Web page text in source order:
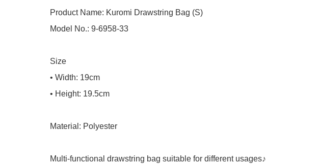
Product Name: Kuromi Drawstring Bag (S)
Model No.: 9-6958-33
Size
• Width: 19cm
• Height: 19.5cm
Material: Polyester
Multi-functional drawstring bag suitable for different usages♪